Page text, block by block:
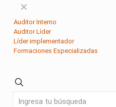
✕
Auditor Interno
Auditor Líder
Líder implementador
Formaciones Especializadas